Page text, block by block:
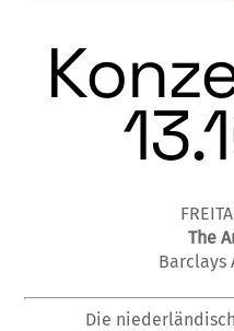
The
Barclays
Die